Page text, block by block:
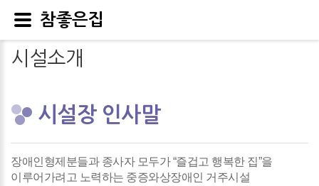
시설소개
시설장 인사말
장애인형제분들과 종사자 모두가 “즐겁고 행복한 집”을
이루어가려고 노력하는 중증와상장애인 거주시설
참좋은집